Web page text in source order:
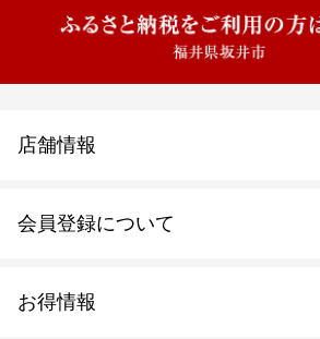
お得情報
会員登録について
店舗情報